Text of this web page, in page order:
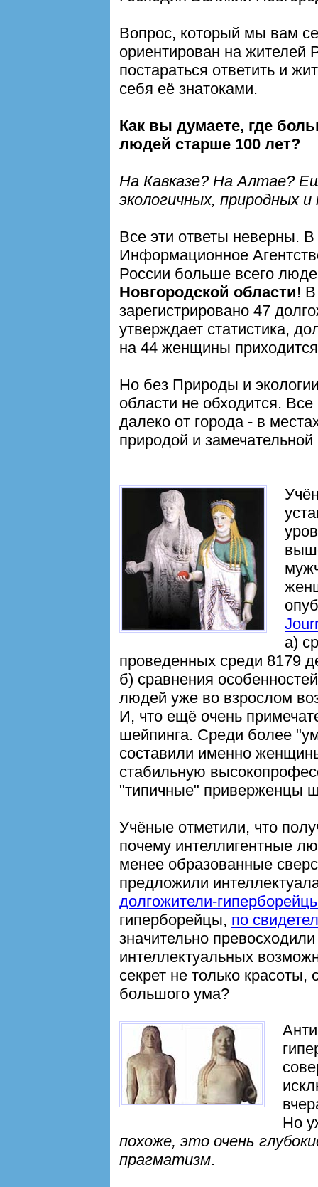
Вопрос, который мы вам
ориентирован на жителей
постараться ответить и
себя её знатоками.
Как вы думаете, где
людей старше 100 лет?
На Кавказе? На Алтае?
экологичных, природных
Все эти ответы неверны.
Информационное
России больше всего
Новгородской области!
зарегистрировано 47
утверждает статистика,
на 44 женщины
Но без Природы и
области не обходится.
далеко от города - в
природой и замечательной
а)
проведенных среди 8179
б) сравнения
людей уже во взрослом
И, что ещё очень
шейпинга. Среди более
составили именно
стабильную
"типичные" приверженцы
Учёные отметили, что
почему интеллигентные
менее образованные
предложили
долгожители-
гиперборейцы, по
значительно
интеллектуальных
секрет не только красоты,
большого ума?
Но
похоже, это очень
прагматизм.